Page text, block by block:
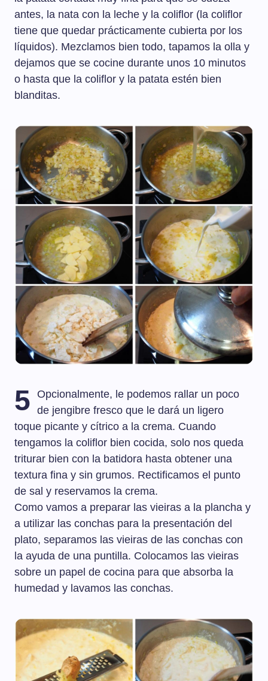
antes, la nata con la leche y la coliflor (la coliflor
tiene que quedar prácticamente cubierta por los
líquidos). Mezclamos bien todo, tapamos la olla y
dejamos que se cocine durante unos 10 minutos
o hasta que la coliflor y la patata estén bien
blanditas.
5
Opcionalmente, le podemos rallar un poco
de jengibre fresco que le dará un ligero
toque picante y cítrico a la crema. Cuando
tengamos la coliflor bien cocida, solo nos queda
triturar bien con la batidora hasta obtener una
textura fina y sin grumos. Rectificamos el punto
de sal y reservamos la crema.
Como vamos a preparar las vieiras a la plancha y
a utilizar las conchas para la presentación del
plato, separamos las vieiras de las conchas con
la ayuda de una puntilla. Colocamos las vieiras
sobre un papel de cocina para que absorba la
humedad y lavamos las conchas.